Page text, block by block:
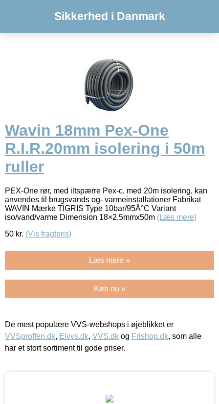
Sikkerhed i Danmark
Wavin 18mm Pex-One
R.I.R.20mm isolering i 50m
ruller
PEX-One rør, med iltspærre Pex-c, med 20m isolering, kan
anvendes til brugsvands og- varmeinstallationer Fabrikat
WAVIN Mærke TIGRIS Type 10bar/95Â°C Variant
iso/vand/varme Dimension 18×2,5mmx50m (Læs mere)
50 kr. (Vis fragtpris)
Læs mere »
Køb nu »
De mest populære VVS-webshops i øjeblikket er
VVSproffen.dk, Elvvs.dk, VVS.dk og Frishop.dk, som alle
har et stort sortiment til gode priser.